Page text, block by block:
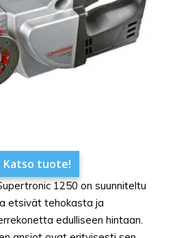
Katso tuote!
1250 on suunniteltu
etsivät tehokasta ja
edulliseen hintaan.